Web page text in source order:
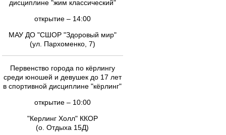
дисциплине "жим классический"
открытие – 14:00
МАУ ДО "СШОР "Здоровый мир"
(ул. Пархоменко, 7)
Первенство города по кёрлингу
среди юношей и девушек до 17 лет
в спортивной дисциплине "кёрлинг"
открытие – 10:00
"Керлинг Холл" ККОР
(о. Отдыха 15Д)